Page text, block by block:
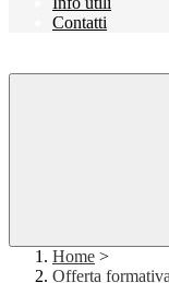
Contatti
Home >
Offerta formativa